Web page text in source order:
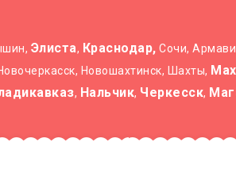
Элиста, Краснодар, Сочи,
Новошахтинск, Шахты,
, Нальчик, Черкесск,